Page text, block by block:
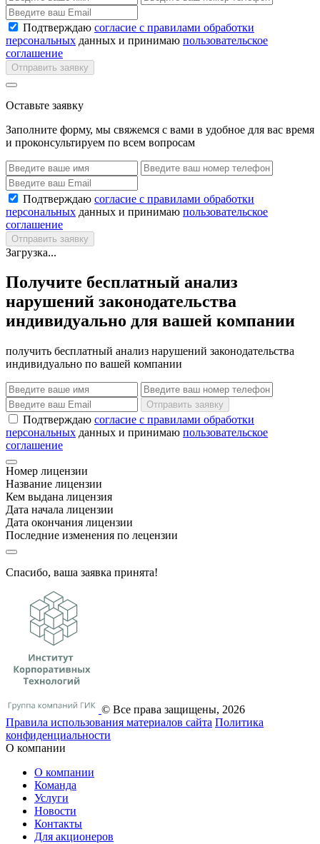
Подтверждаю согласие с правилами обработки
персональных данных и принимаю пользовательское
соглашение
Отправить заявку
Оставьте заявку
Заполните форму, мы свяжемся с вами в удобное для вас время
и проконсультируем по всем вопросам
Подтверждаю согласие с правилами обработки
персональных данных и принимаю пользовательское
соглашение
Отправить заявку
Загрузка...
Получите бесплатный анализ
нарушений законодательства
индивидуально для вашей компании
получить бесплатный анализ нарушений законодательства
индивидуально по вашей компании
Отправить заявку
Подтверждаю согласие с правилами обработки
персональных данных и принимаю пользовательское
соглашение
Номер лицензии
Название лицензии
Кем выдана лицензия
Дата начала лицензии
Дата окончания лицензии
Последние изменения по лецензии
Спасибо, ваша заявка принята!
© Все права защищены, 2026
Правила использования материалов сайта Политика
конфиденциальности
О компании
О компании
Команда
Услуги
Новости
Контакты
Для акционеров